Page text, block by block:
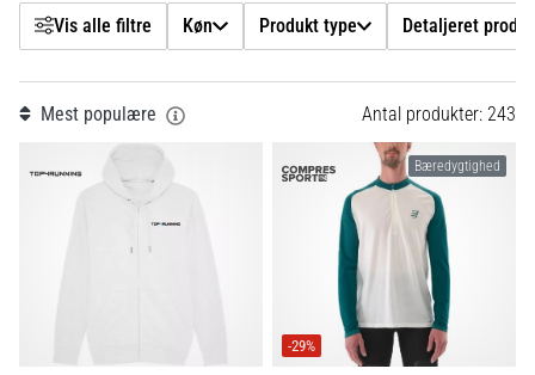
Hvad
mest…
Vis alle filtre Køn Produkt type Detaljeret
Mest populære Antal produkter: 243
Bæredygtighed
-29%